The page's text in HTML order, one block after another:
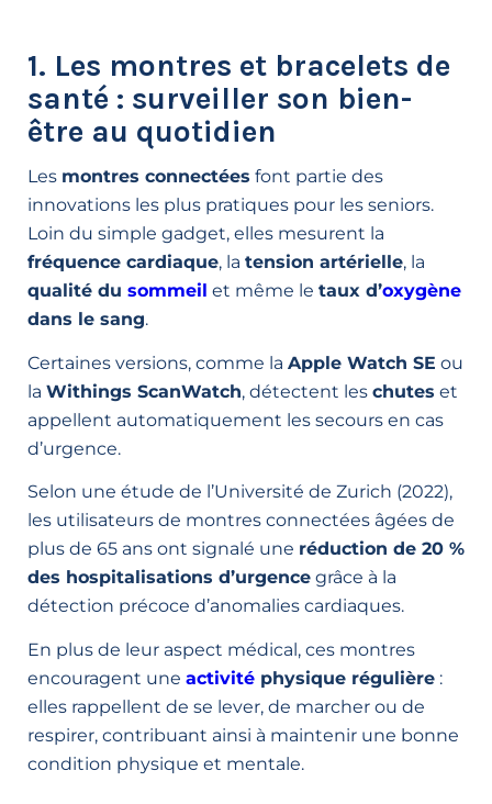
1. Les montres et bracelets de
santé : surveiller son bien-
être au quotidien
Les montres connectées font partie des
innovations les plus pratiques pour les seniors.
Loin du simple gadget, elles mesurent la
fréquence cardiaque, la tension artérielle, la
qualité du sommeil et même le taux d’oxygène
dans le sang.
Certaines versions, comme la Apple Watch SE ou
la Withings ScanWatch, détectent les chutes et
appellent automatiquement les secours en cas
d’urgence.
Selon une étude de l’Université de Zurich (2022),
les utilisateurs de montres connectées âgées de
plus de 65 ans ont signalé une réduction de 20 %
des hospitalisations d’urgence grâce à la
détection précoce d’anomalies cardiaques.
En plus de leur aspect médical, ces montres
encouragent une activité physique régulière :
elles rappellent de se lever, de marcher ou de
respirer, contribuant ainsi à maintenir une bonne
condition physique et mentale.